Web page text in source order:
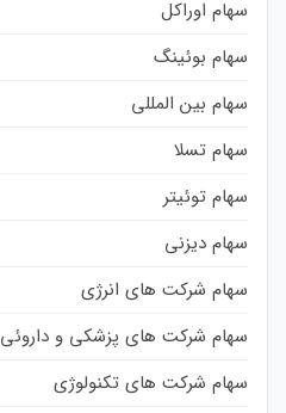
سهام اوراکل
سهام بوئینگ
سهام بین المللی
سهام تسلا
سهام توئیتر
سهام دیزنی
سهام شرکت های انرژی
سهام شرکت های پزشکی و داروئی
سهام شرکت های تکنولوژی